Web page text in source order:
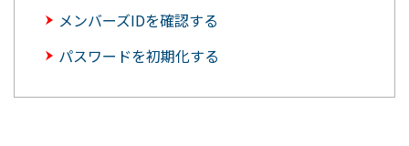
メンバーズIDを確認する
パスワードを初期化する